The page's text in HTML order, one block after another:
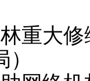
大修